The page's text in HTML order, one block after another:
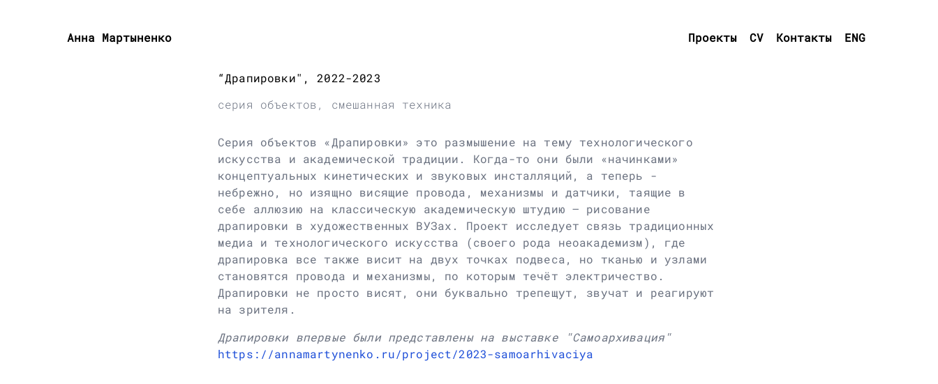
Анна Мартыненко Проекты CV Контакты ENG
“Драпировки", 2022-2023
серия объектов, смешанная техника
Серия объектов «Драпировки» это размышение на тему технологического
искусства и академической традиции. Когда-то они были «начинками»
концептуальных кинетических и звуковых инсталляций, а теперь -
небрежно, но изящно висящие провода, механизмы и датчики, таящие в
себе аллюзию на классическую академическую штудию – рисование
драпировки в художественных ВУЗах. Проект исследует связь традиционных
медиа и технологического искусства (своего рода неоакадемизм), где
драпировка все также висит на двух точках подвеса, но тканью и узлами
становятся провода и механизмы, по которым течёт электричество.
Драпировки не просто висят, они буквально трепещут, звучат и реагируют
на зрителя.
Драпировки впервые были представлены на выставке "Самоархивация"
https://annamartynenko.ru/project/2023-samoarhivaciya